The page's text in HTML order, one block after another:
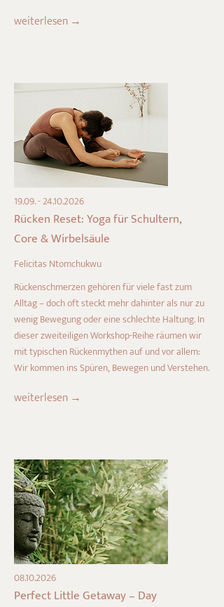
weiterlesen →
19.09. - 24.10.2026
Rücken Reset: Yoga für Schultern,
Core & Wirbelsäule
Felicitas Ntomchukwu
Rückenschmerzen gehören für viele fast zum
Alltag – doch oft steckt mehr dahinter als nur zu
wenig Bewegung oder eine schlechte Haltung. In
dieser zweiteiligen Workshop-Reihe räumen wir
mit typischen Rückenmythen auf und vor allem:
Wir kommen ins Spüren, Bewegen und Verstehen.
weiterlesen →
08.10.2026
Perfect Little Getaway – Day